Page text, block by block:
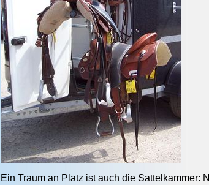
Ein Traum an Platz ist auch die Sattelkammer: